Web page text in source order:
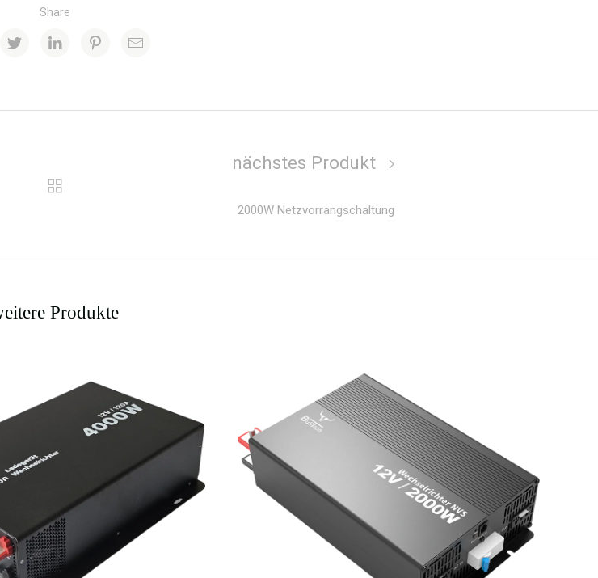
Share
nächstes Produkt
2000W Netzvorrangschaltung
Produkte